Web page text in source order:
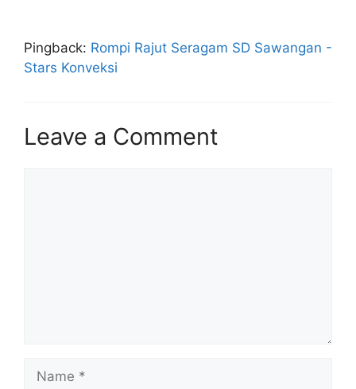
Pingback: Rompi Rajut Seragam SD Sawangan -
Stars Konveksi
Leave a Comment